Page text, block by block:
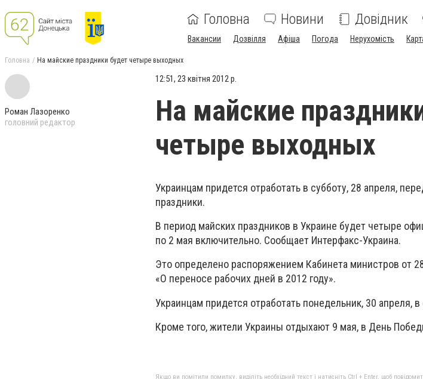
Головна Новини Довідник
Вакансии Дозвілля Афіша Погода Нерухомість
Головна На майские праздники будет четыре выходных
Роман Лазоренко
головний редактор
12:51, 23 квітня 2012 р.
На майские
четыре выходных
Украинцам придется отработать в субботу, 28 апреля,
праздники.
В период майских праздников в Украине будет четыре
по 2 мая включительно. Сообщает Интерфакс-Украина.
Это определено распоряжением Кабинета министров от
«О переносе рабочих дней в 2012 году».
Украинцам придется отработать понедельник, 30 апреля, в
Кроме того, жители Украины отдыхают 9 мая, в День
Якщо ви помітили помилку, виділіть необхідний текст і натисніть Ctrl + Enter, щоб